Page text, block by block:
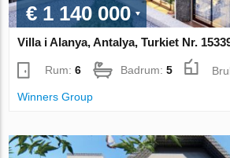
€ 1 140 000
Villa i Alanya, Antalya, Turkiet Nr.
Rum:6 Badrum:5
Winners Group